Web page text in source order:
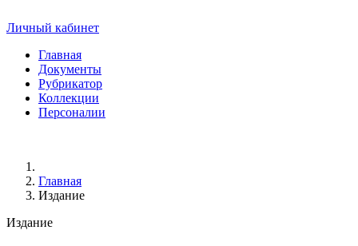
Личный кабинет
Главная
Документы
Рубрикатор
Коллекции
Персоналии
Главная
Издание
Издание